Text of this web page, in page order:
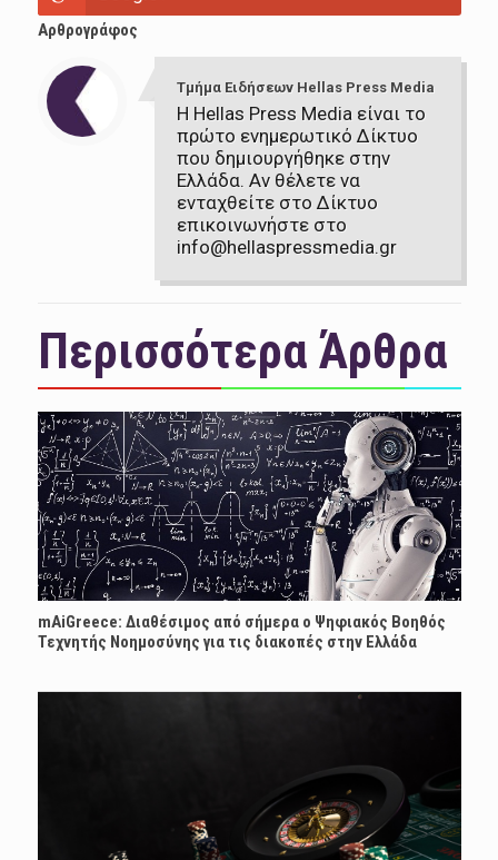
Αρθρογράφος
Τμήμα Ειδήσεων Hellas Press Media
Η Hellas Press Media είναι το
πρώτο ενημερωτικό Δίκτυο
που δημιουργήθηκε στην
Ελλάδα. Αν θέλετε να
ενταχθείτε στο Δίκτυο
επικοινωνήστε στο
info@hellaspressmedia.gr
Περισσότερα Άρθρα
mAiGreece: Διαθέσιμος από σήμερα ο Ψηφιακός Βοηθός
Τεχνητής Νοημοσύνης για τις διακοπές στην Ελλάδα